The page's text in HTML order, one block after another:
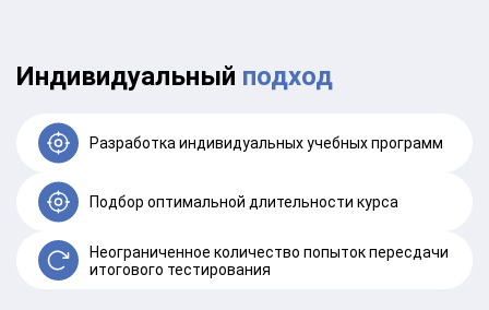
Индивидуальный подход
Разработка индивидуальных учебных программ
Подбор оптимальной длительности курса
Неограниченное количество попыток пересдачи
итогового тестирования